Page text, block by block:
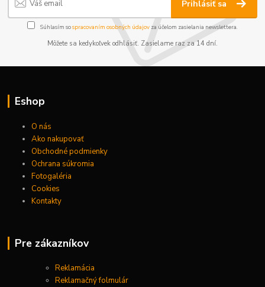
Prihlásiť sa
Súhlasím sospracovaním osobných údajov za účelom zasielania newslettera.
Môžete sa kedykoľvek odhlásiť. Zasielame raz za 14 dní.
Eshop
O nás
Ako nakupovať
Obchodné podmienky
Ochrana súkromia
Fotogaléria
Cookies
Kontakty
Pre zákazníkov
Reklamácia
Reklamačný folmulár